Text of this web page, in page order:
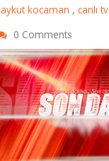
aykut kocaman , canlı tv
0 Comments